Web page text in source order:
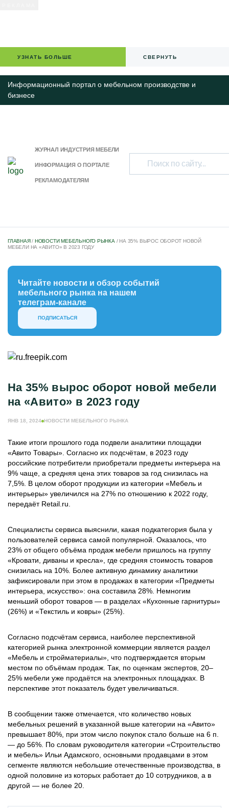
УЗНАТЬ БОЛЬШЕ СВЕРНУТЬ
Информационный портал о мебельном производстве и
бизнесе
ЖУРНАЛ ИНДУСТРИЯ МЕБЕЛИ
ИНФОРМАЦИЯ О ПОРТАЛЕ
РЕКЛАМОДАТЕЛЯМ
ГЛАВНАЯ/ НОВОСТИ МЕБЕЛЬНОГО РЫНКА / НА 35% ВЫРОС ОБОРОТ НОВОЙ
МЕБЕЛИ НА «АВИТО» В 2023 ГОДУ
Читайте новости и обзор событий
мебельного рынка на нашем
телеграм-канале
ПОДПИСАТЬСЯ
На 35% вырос оборот новой мебели
на «Авито» в 2023 году
ЯНВ 18, 2024 НОВОСТИ МЕБЕЛЬНОГО РЫНКА
Такие итоги прошлого года подвели аналитики площадки
«Авито Товары». Согласно их подсчётам, в 2023 году
российские потребители приобретали предметы интерьера на
9% чаще, а средняя цена этих товаров за год снизилась на
7,5%. В целом оборот продукции из категории «Мебель и
интерьеры» увеличился на 27% по отношению к 2022 году,
передаёт Retail.ru.
Специалисты сервиса выяснили, какая подкатегория была у
пользователей сервиса самой популярной. Оказалось, что
23% от общего объёма продаж мебели пришлось на группу
«Кровати, диваны и кресла», где средняя стоимость товаров
снизилась на 10%. Более активную динамику аналитики
зафиксировали при этом в продажах в категории «Предметы
интерьера, искусство»: она составила 28%. Немногим
меньший оборот товаров — в разделах «Кухонные гарнитуры»
(26%) и «Текстиль и ковры» (25%).
Согласно подсчётам сервиса, наиболее перспективной
категорией рынка электронной коммерции является раздел
«Мебель и стройматериалы», что подтверждается вторым
местом по объёмам продаж. Так, по оценкам экспертов, 20–
25% мебели уже продаётся на электронных площадках. В
перспективе этот показатель будет увеличиваться.
В сообщении также отмечается, что количество новых
мебельных решений в указанной выше категории на «Авито»
превышает 80%, при этом число покупок стало больше на 6 п.
— до 56%. По словам руководителя категории «Строительство
и мебель» Ильи Адамского, основными продавцами в этом
сегменте являются небольшие отечественные производства, в
одной половине из которых работает до 10 сотрудников, а в
другой — не более 20.